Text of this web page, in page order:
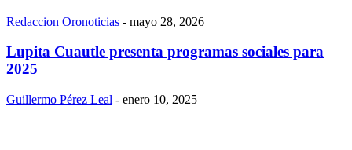
Redaccion Oronoticias - mayo 28, 2026
Lupita Cuautle presenta programas sociales para
2025
Guillermo Pérez Leal - enero 10, 2025